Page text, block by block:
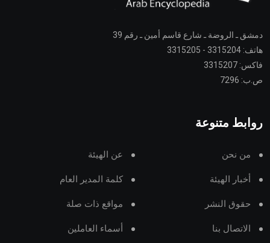
دمشق ـ الروضة ـ شارع قاسم أمين ـ رقم 39
هاتف: 3315204 - 3315205
فاكس: 3315207
ص.ب: 7296
روابط متنوعة
من نحن عن الهيئة
أخبار الهيئة كلمة المدير العام
حقوق النشر مواقع ذات صلة
الاتصال بنا أسماء العاملين